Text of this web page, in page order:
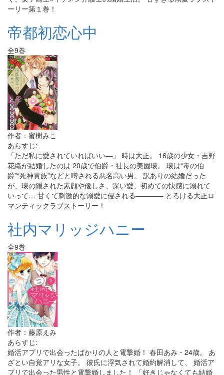
ーリー第１巻！
帝都初恋心中
全9巻
作者：蜜樹みこ
あらすじ:
「ただ私に愛されていればいい―」 時は大正。 16歳の少女・吉野
花織が結婚したのは 20歳で伯爵・社長の美園環。 環は“毒の伯
爵”“死神貴族”などと噂される悪名高い男。 訳ありの結婚だった
が、環の隠された素顔や優しさ、深い愛、初めての快感に溺れて
いって… 甘くて刺激的な溺愛に侵される―――― とろける大正ロ
マンティックラブストーリー！
社内マリッジハニー
全9巻
作者：藤原えみ
あらすじ:
婚活アプリで出会ったばかりの人と電撃婚！ 春田あみ・24歳。 あ
ざとい自覚アリな女子。 彼氏に浮気されて婚約解消して、 婚活ア
プリで出会った男性と電撃婚しました！ 「好きじゃなくても結婚